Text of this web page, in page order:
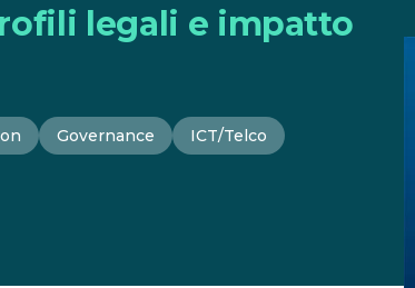
legali e impatto
Governance ICT/Telco